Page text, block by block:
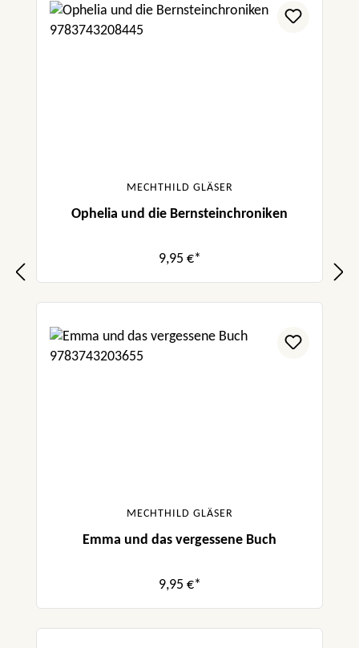
MECHTHILD GLÄSER
Ophelia und die Bernsteinchroniken
9,95 €*
MECHTHILD GLÄSER
Emma und das vergessene Buch
9,95 €*